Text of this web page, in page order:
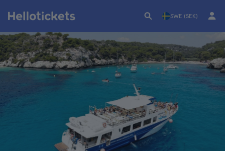
SWE (SEK)